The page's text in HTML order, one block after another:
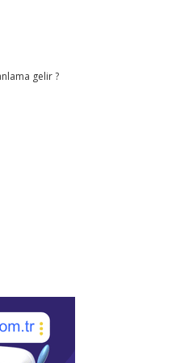
gelir ?